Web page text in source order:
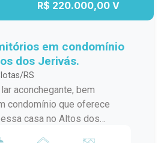
R$ 220.000,00 V
em condomínio
dos Jerivás.
RS
aconchegante, bem
condomínio que oferece
casa no Altos dos